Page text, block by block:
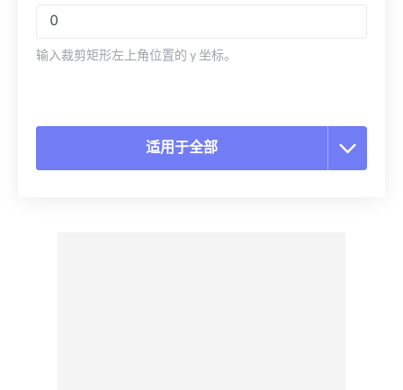
输入裁剪矩形左上角位置的 y 坐标。
适用于全部